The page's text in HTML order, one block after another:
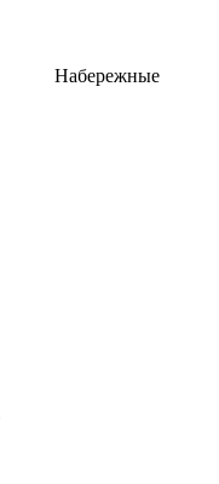
Набережные